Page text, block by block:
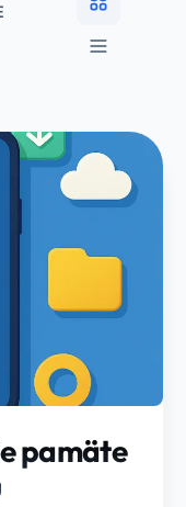
pamäte